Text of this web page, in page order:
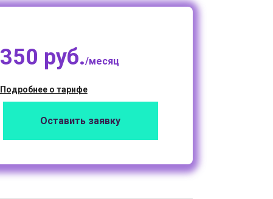
350 руб./месяц
Подробнее о тарифе
Оставить заявку